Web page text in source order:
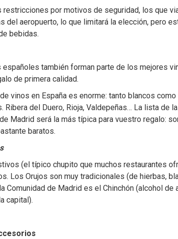
restricciones por motivos de seguridad, los que
del aeropuerto, lo que limitará la elección, pero
bebidas.
españoles también forman parte de los mejores
de primera calidad.
vinos en España es enorme: tanto blancos
Ribera del Duero, Rioja, Valdepeñas… La lista de
Madrid será la más típica para vuestro regalo:
baratos.
(el típico chupito que muchos restaurantes
Los Orujos son muy tradicionales (de hierbas,
Comunidad de Madrid es el Chinchón (alcohol
capital).